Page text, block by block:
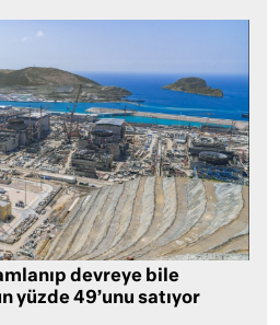
devreye bile
yüzde 49’unu satıyor